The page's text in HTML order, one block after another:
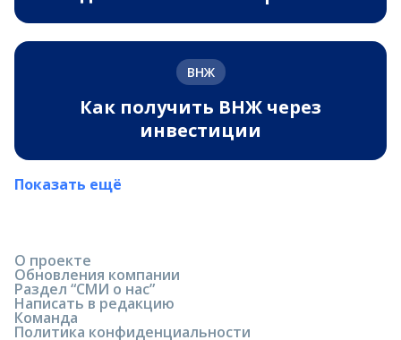
ВНЖ
Как получить ВНЖ через
инвестиции
Показать ещё
О проекте
Обновления компании
Раздел “СМИ о нас”
Написать в редакцию
Команда
Политика конфиденциальности